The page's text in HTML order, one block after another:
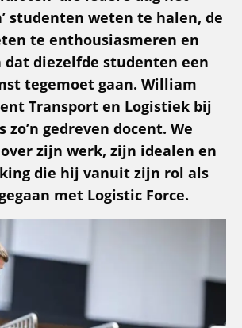
studenten weten te halen, de
te enthousiasmeren en
dat diezelfde studenten een
tegemoet gaan. William
Transport en Logistiek bij
zo’n gedreven docent. We
zijn werk, zijn idealen en
die hij vanuit zijn rol als
met Logistic Force.